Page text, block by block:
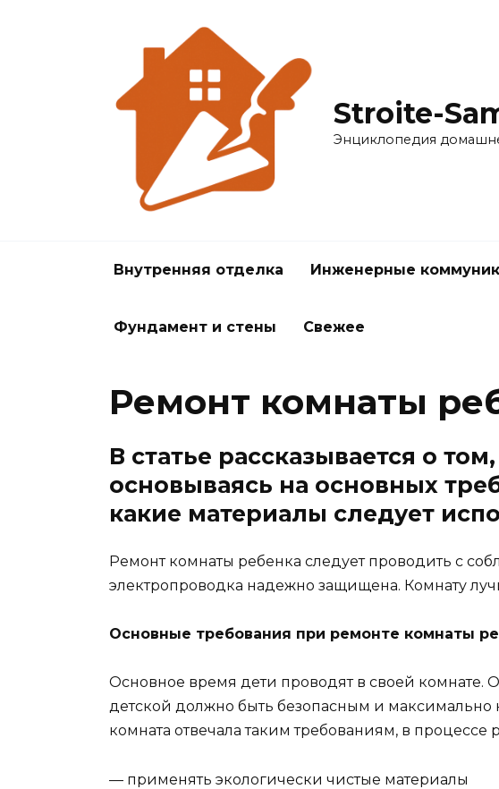
Stroite-
Энциклопедия
Внутренняя отделка Инженерные
Фундамент и стены Свежее
Ремонт комнаты
В статье рассказывается о
основываясь на основных
какие материалы следует
Ремонт комнаты ребенка следует проводить с
электропроводка надежно защищена. Комнату
Основные требования при ремонте комнаты
Основное время дети проводят в своей комнате.
детской должно быть безопасным и максимально
комната отвечала таким требованиям, в процессе
— применять экологически чистые материалы